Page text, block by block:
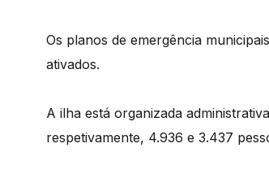
Os planos de emergência
ativados.
A ilha está organizada
respetivamente, 4.936 e 3.437